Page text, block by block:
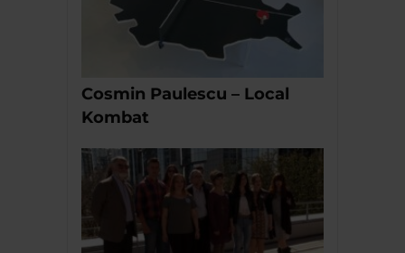
Cosmin Paulescu – Local
Kombat